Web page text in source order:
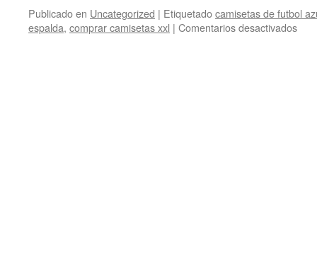
Publicado en Uncategorized | Etiquetadocamisetas de futbol
espalda, comprar camisetas xxl | Comentarios desactivadosen